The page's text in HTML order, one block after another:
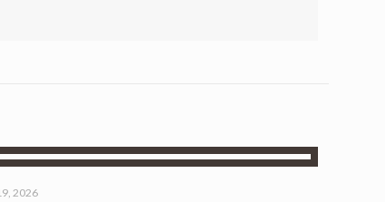
2026